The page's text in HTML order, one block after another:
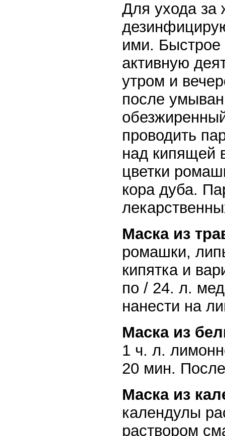
Для ухода за
ими. Быстрое
активную
утром и
после
проводить
над кипящей
цветки
кора дуба.
Маска из
ромашки,
кипятка и
по / 24. л.
нанести на
Маска из
1 ч. л.
20 мин.
Маска из
календулы
раствором